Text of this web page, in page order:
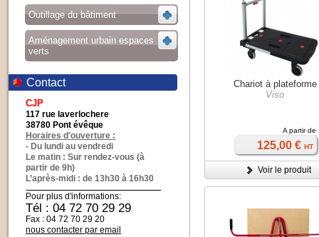
Outillage du bâtiment
Aménagement urbain espaces
verts
Contact
CJP
117 rue laverlochere
38780 Pont évêque
Horaires d'ouverture :
- Du lundi au vendredi
Le matin : Sur rendez-vous (à
partir de 9h)
L’après-midi : de 13h30 à 16h30
Pour plus d'informations:
Tél : 04 72 70 29 29
Fax : 04 72 70 29 20
nous contacter par email
Chariot à plateforme
Viso
A partir de
125,00 € HT
Voir le produit